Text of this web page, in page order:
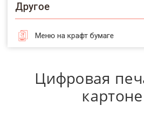
Другое
Меню на крафт бумаге
Цифровая
картоне